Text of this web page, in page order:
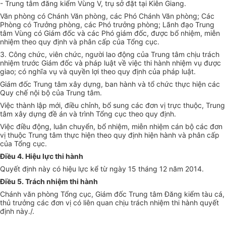
- Trung tâm đăng kiểm Vùng V, trụ sởđặt tại Kiên Giang.
Văn phòng có Chánh Văn phòng, các Phó Chánh Văn phòng; Các
Phòng có Trưởng phòng, các Phó trưởng phòng; L ãnh đạo Trung
tâm Vùng có Giám đốc và các Phó giám đốc, được bổ nhiệm, miễn
nhiệm theo quy định và phân cấp của Tổng cục.
3. Công chức, viên chức, người lao động của Trung tâm chịu trách
nhiệm trước Giám đốc và pháp luật về việc thi hành nhiệm vụ được
giao; có nghĩa vụ và quyền lợi theo quy định của pháp luật.
Giám đốc Trung tâm xây dựng, ban hành và tổ chức thực hiện các
Quy chế nội bộ của Trung tâm.
Việc thành lập mới, điều chỉnh, bổ sung các đơn vị trực thuộc, Trung
tâm xây dựng đề án và trình Tổng cục theo quy định.
Việc điều động, luân chuyển, bổ nhiệm, miễn nhiệm cán bộ các đơn
vị thuộc Trung tâm thực hiện theo quy định hiện hành và phân cấp
của Tổng cục.
Điều 4. Hiệu lực thi hành
Quyết định này có hiệu lực kể từ ngày 15 tháng 12 năm 2014.
Điều 5. Trách nhiệm thi hành
Chánh văn phòng Tổng cục, Giám đốc Trung tâm Đăng kiểm tàu cá,
thủ trưởng các đơn vị có liên quan chịu trách nhiệm thi hành quyết
định này./.